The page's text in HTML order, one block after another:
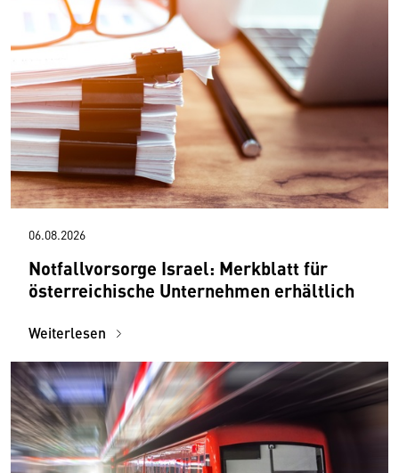
06.08.2026
Notfallvorsorge Israel: Merkblatt für
österreichische Unternehmen erhältlich
Weiterlesen